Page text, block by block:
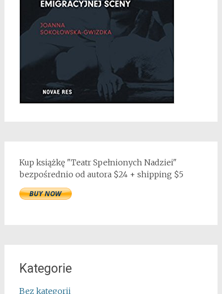
Kup książkę "Teatr Spełnionych Nadziei"
bezpośrednio od autora $24 + shipping $5
Kategorie
Bez kategorii